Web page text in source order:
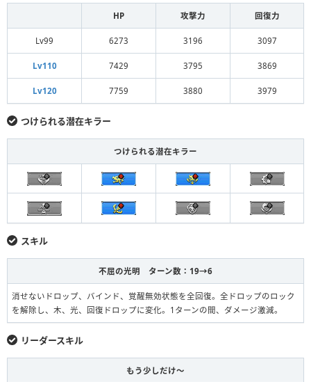
HP 攻撃力 回復力
Lv99 6273 3196 3097
Lv110 7429 3795 3869
Lv120 7759 3880 3979
つけられる潜在キラー
つけられる潜在キラー
スキル
不屈の光明 ターン数：19→6
消せないドロップ、バインド、覚醒無効状態を全回復。全ドロップのロック
を解除し、木、光、回復ドロップに変化。1ターンの間、ダメージ激減。
リーダースキル
もう少しだけ〜